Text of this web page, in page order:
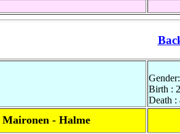
Birth :
Death
Maironen - Halme